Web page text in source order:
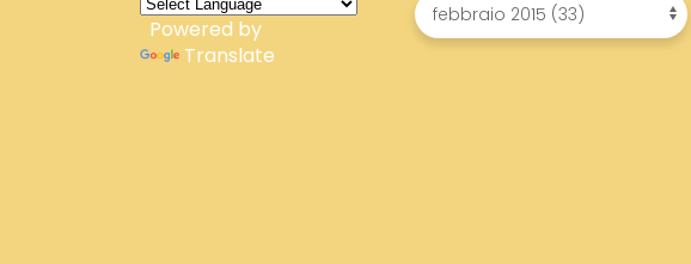
Powered by
Translate